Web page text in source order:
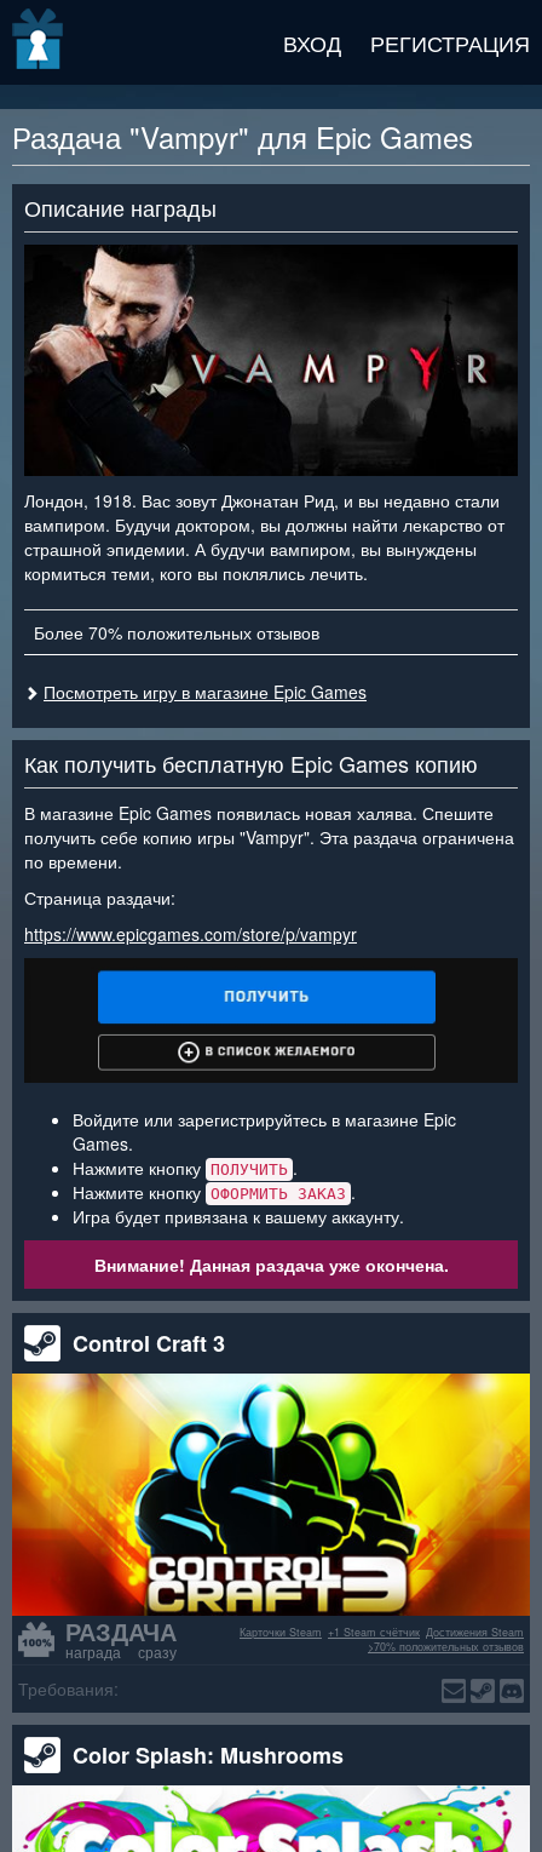
ВХОД РЕГИСТРАЦИЯ
Раздача "Vampyr" для Epic Games
Описание награды
Лондон, 1918. Вас зовут Джонатан Рид, и вы недавно стали
вампиром. Будучи доктором, вы должны найти лекарство от
страшной эпидемии. А будучи вампиром, вы вынуждены
кормиться теми, кого вы поклялись лечить.
Более 70% положительных отзывов
Посмотреть игру в магазине Epic Games
Как получить бесплатную Epic Games копию
В магазине Epic Games появилась новая халява. Спешите
получить себе копию игры "Vampyr". Эта раздача ограничена
по времени.
Страница раздачи:
https://www.epicgames.com/store/p/vampyr
Войдите или зарегистрируйтесь в магазине Epic
Games.
Нажмите кнопку ПОЛУЧИТЬ .
Нажмите кнопку ОФОРМИТЬ ЗАКАЗ .
Игра будет привязана к вашему аккаунту.
Внимание! Данная раздача уже окончена.
Control Craft 3
РАЗДАЧА
награда сразу
Достижения Steam
+1 Steam счётчик
Карточки Steam
>70% положительных отзывов
Требования:
Color Splash: Mushrooms